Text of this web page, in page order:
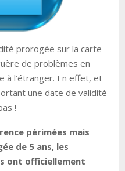
prorogée sur la carte
de problèmes en
à l’étranger. En effet, et
une date de validité
!
périmées mais
de 5 ans, les
ont officiellement